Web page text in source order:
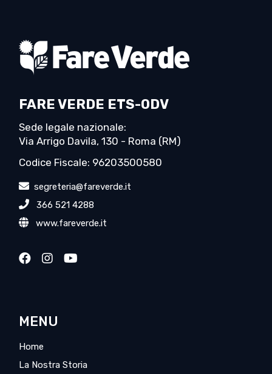
FARE VERDE ETS-ODV
Sede legale nazionale:
Via Arrigo Davila, 130 - Roma (RM)
Codice Fiscale: 96203500580
segreteria@fareverde.it
366 521 4288
www.fareverde.it
MENU
Home
La Nostra Storia